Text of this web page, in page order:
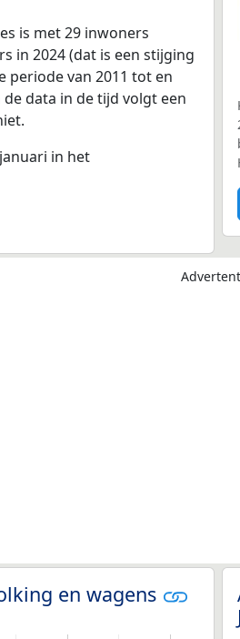
is met 29 inwoners
in 2024 (dat is een stijging
periode van 2011 tot en
data in de tijd volgt een
in het
en wagens